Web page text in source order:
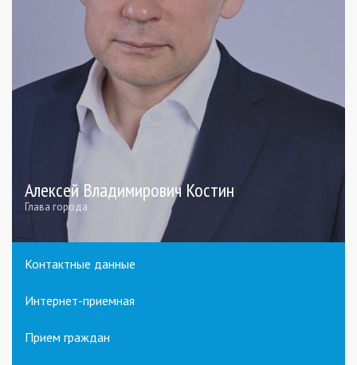
Алексей Владимирович Костин
Глава города
Контактные данные
Интернет-приемная
Прием граждан